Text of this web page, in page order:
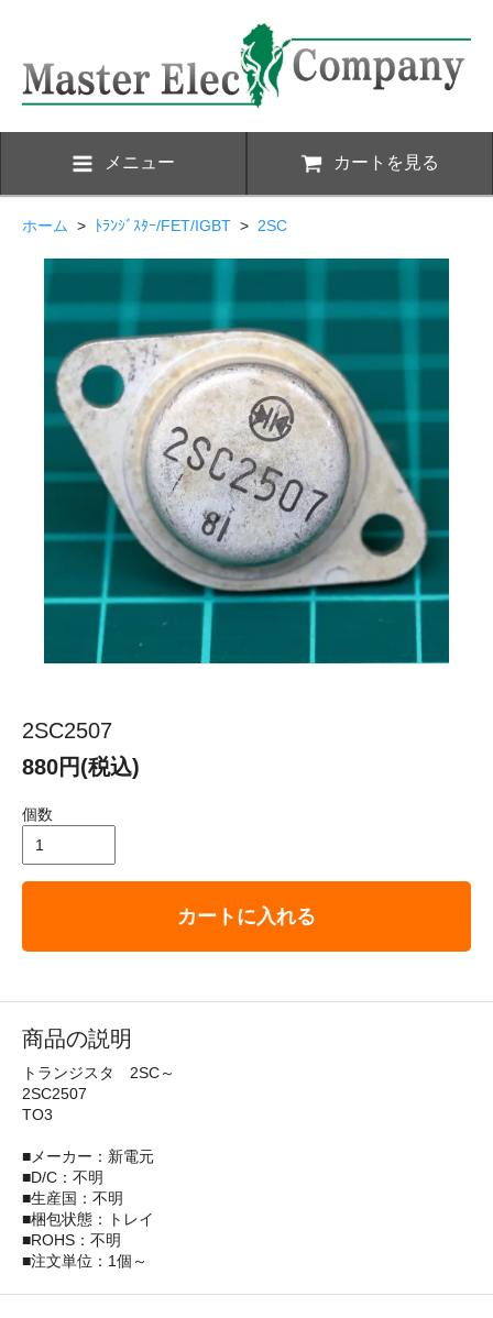
メニュー カートを見る
ホーム > ﾄﾗﾝｼﾞｽﾀｰ/FET/IGBT > 2SC
2SC2507
880円(税込)
個数
カートに入れる
商品の説明
トランジスタ 2SC～
2SC2507
TO3
■メーカー：新電元
■D/C：不明
■生産国：不明
■梱包状態：トレイ
■ROHS：不明
■注文単位：1個～